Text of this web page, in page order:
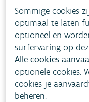
16 juli 2026
Code oranje
13 juli 2026
Drie
verder tegen
Sommige cookies
optimaal te laten
optioneel en
surfervaring op
Alle cookies
optionele cookies.
cookies je
beheren.